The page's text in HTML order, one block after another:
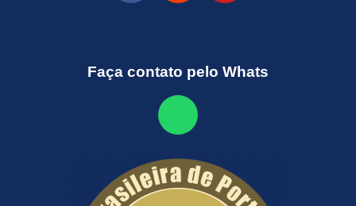
Faça contato pelo Whats